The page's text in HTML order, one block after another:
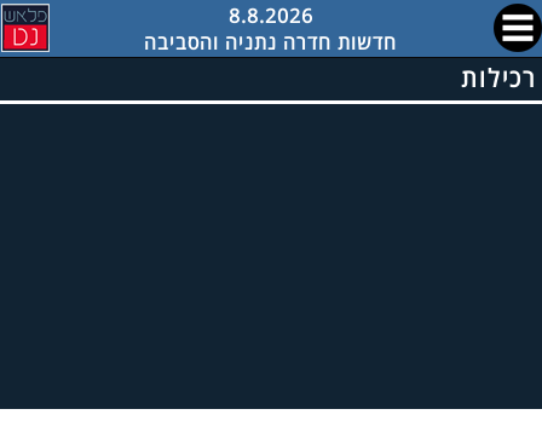
8.8.2026
חדשות חדרה נתניה והסביבה
רכילות